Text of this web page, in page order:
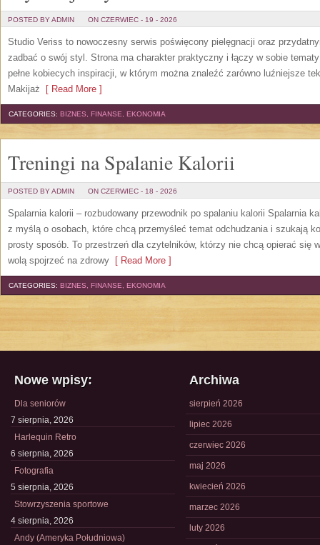
POSTED BY ADMIN ON CZERWIEC - 19 - 2026
Studio Veriss to nowoczesny serwis poświęcony pielęgnacji oraz
zadbać o swój styl. Strona ma charakter praktyczny i łączy w sobie
pełne kobiecych inspiracji, w którym można znaleźć zarówno luźniejsze
Makijaż [ Read More ]
CATEGORIES: BIZNES, FINANSE, EKONOMIA
Treningi na Spalanie Kalorii
POSTED BY ADMIN ON CZERWIEC - 18 - 2026
Spalarnia kalorii – rozbudowany przewodnik po spalaniu kalorii Spalarnia
z myślą o osobach, które chcą przemyśleć temat odchudzania i szukają
prosty sposób. To przestrzeń dla czytelników, którzy nie chcą opierać się
wolą spojrzeć na zdrowy [ Read More ]
CATEGORIES: BIZNES, FINANSE, EKONOMIA
Nowe wpisy:
Dla seniorów
7 sierpnia, 2026
Harlequin Retro
6 sierpnia, 2026
Fotografia
5 sierpnia, 2026
Stowrzyszenia sportowe
4 sierpnia, 2026
Andy (Ameryka Południowa)
Archiwa
sierpień 2026
lipiec 2026
czerwiec 2026
maj 2026
kwiecień 2026
marzec 2026
luty 2026